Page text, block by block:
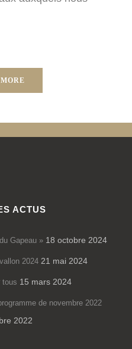
ACTUS
Gapeau » 18 octobre 2024
2024 21 mai 2024
tous 15 mars 2024
de novembre 2022
2022